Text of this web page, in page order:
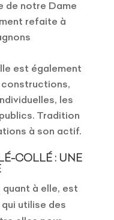
de notre Dame
refaite à
est également
constructions,
les
Tradition
à son actif.
COLLÉ : UNE
à elle, est
utilise des